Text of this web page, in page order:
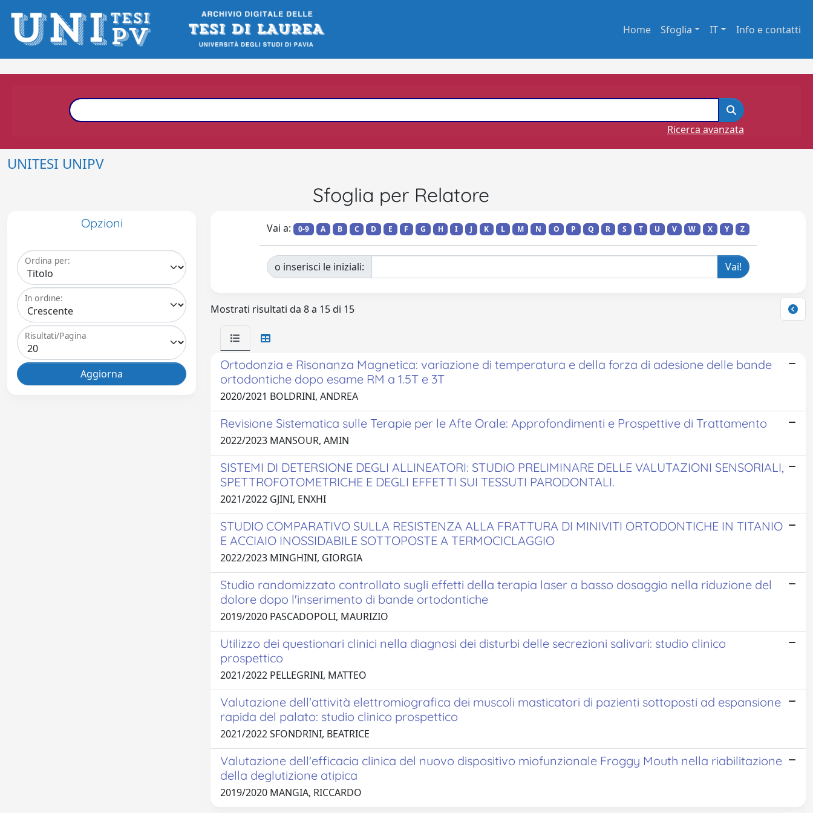
Home Sfoglia IT Info e contatti
Ricerca avanzata
UNITESI UNIPV
Sfoglia per Relatore
Opzioni
Ordina per:
In ordine:
Risultati/Pagina
Vai a: 0-9 A B C D E F G H I J K L M N O P Q R S T U V W X Y Z
o inserisci le iniziali:
Mostrati risultati da 8 a 15 di 15
Ortodonzia e Risonanza Magnetica: variazione di temperatura e della forza di adesione delle bande
ortodontiche dopo esame RM a 1.5T e 3T
2020/2021 BOLDRINI, ANDREA
Revisione Sistematica sulle Terapie per le Afte Orale: Approfondimenti e Prospettive di Trattamento
2022/2023 MANSOUR, AMIN
SISTEMI DI DETERSIONE DEGLI ALLINEATORI: STUDIO PRELIMINARE DELLE VALUTAZIONI SENSORIALI,
SPETTROFOTOMETRICHE E DEGLI EFFETTI SUI TESSUTI PARODONTALI.
2021/2022 GJINI, ENXHI
STUDIO COMPARATIVO SULLA RESISTENZA ALLA FRATTURA DI MINIVITI ORTODONTICHE IN TITANIO
E ACCIAIO INOSSIDABILE SOTTOPOSTE A TERMOCICLAGGIO
2022/2023 MINGHINI, GIORGIA
Studio randomizzato controllato sugli effetti della terapia laser a basso dosaggio nella riduzione del
dolore dopo l'inserimento di bande ortodontiche
2019/2020 PASCADOPOLI, MAURIZIO
Utilizzo dei questionari clinici nella diagnosi dei disturbi delle secrezioni salivari: studio clinico
prospettico
2021/2022 PELLEGRINI, MATTEO
Valutazione dell'attività elettromiografica dei muscoli masticatori di pazienti sottoposti ad espansione
rapida del palato: studio clinico prospettico
2021/2022 SFONDRINI, BEATRICE
Valutazione dell'efficacia clinica del nuovo dispositivo miofunzionale Froggy Mouth nella riabilitazione
della deglutizione atipica
2019/2020 MANGIA, RICCARDO